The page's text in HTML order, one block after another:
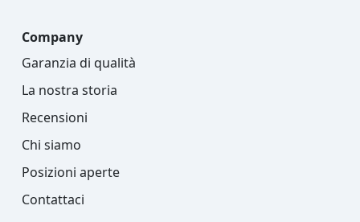
Company
Garanzia di qualità
La nostra storia
Recensioni
Chi siamo
Posizioni aperte
Contattaci